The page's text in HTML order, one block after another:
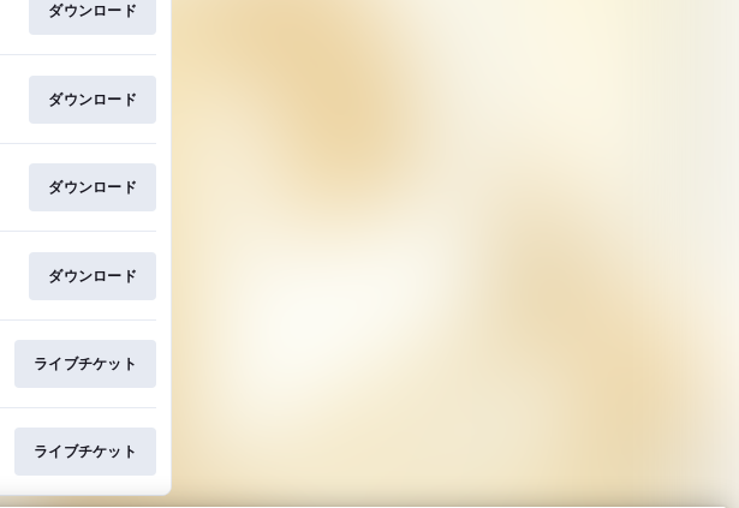
ダウンロード
ダウンロード
ダウンロード
ダウンロード
ライブチケット
ライブチケット